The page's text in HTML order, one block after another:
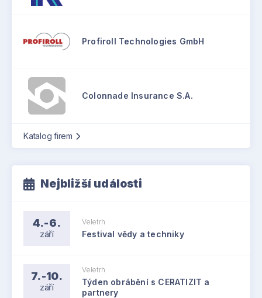
Profiroll Technologies GmbH
Colonnade Insurance S.A.
Katalog firem
Nejbližší události
4.-6.
září
Veletrh
Festival vědy a techniky
7.-10.
září
Veletrh
Týden obrábění s CERATIZIT a
partnery